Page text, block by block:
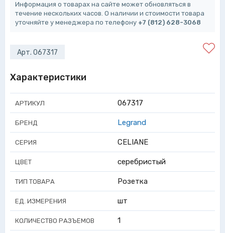
Информация о товарах на сайте может обновляться в
течение нескольких часов. О наличии и стоимости товара
уточняйте у менеджера по телефону +7 (812) 628-3068
Арт. 067317
Характеристики
АРТИКУЛ 067317
БРЕНД Legrand
СЕРИЯ CELIANE
ЦВЕТ серебристый
ТИП ТОВАРА Розетка
ЕД. ИЗМЕРЕНИЯ шт
КОЛИЧЕСТВО РАЗЪЕМОВ 1